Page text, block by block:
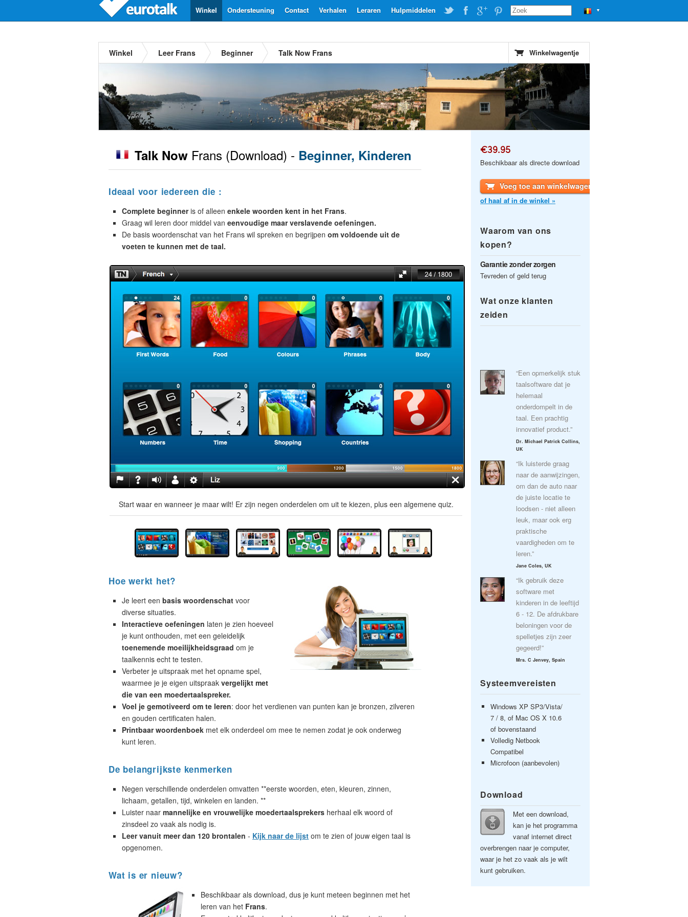
▼
Hulpmiddelen
Leraren
Verhalen
Contact
Ondersteuning
Winkel
Winkel Leer Frans Beginner Talk Now Frans Winkelwagentje
Talk Now Frans (Download) - Beginner, Kinderen
Ideaal voor iedereen die :
Complete beginneris of alleen enkele woorden kent in het Frans.
Graag wil leren door middel van eenvoudige maar verslavende oefeningen.
De basis woordenschat van het Frans wil spreken en begrijpen om voldoende uit de
voeten te kunnen met de taal.
Start waar en wanneer je maar wilt! Er zijn negen onderdelen om uit te kiezen, plus een algemene quiz.
Hoe werkt het?
Je leert een basis woordenschat voor
diverse situaties.
Interactieve oefeningen laten je zien hoeveel
je kunt onthouden, met een geleidelijk
toenemende moeilijkheidsgraad om je
taalkennis echt te testen.
Verbeter je uitspraak met het opname spel,
waarmee je je eigen uitspraak vergelijkt met
die van een moedertaalspreker.
Voel je gemotiveerd om te leren: door het verdienen van punten kan je bronzen, zilveren
en gouden certificaten halen.
Printbaar woordenboek met elk onderdeel om mee te nemen zodat je ook onderweg
kunt leren.
De belangrijkste kenmerken
Negen verschillende onderdelen omvatten **eerste woorden, eten, kleuren, zinnen,
lichaam, getallen, tijd, winkelen en landen. **
Luister naar mannelijke en vrouwelijke moedertaalsprekers herhaal elk woord of
zinsdeel zo vaak als nodig is.
Leer vanuit meer dan 120 brontalen - Kijk naar de lijst om te zien of jouw eigen taal is
opgenomen.
Wat is er nieuw?
Beschikbaar als download, dus je kunt meteen beginnen met het
leren van het Frans.
€39.95
Beschikbaar als directe download
Voeg toe aan winkelwagen
of haal af in de winkel »
Waarom van ons
kopen?
Garantie zonder zorgen
Tevreden of geld terug
Wat onze klanten
zeiden
“Een opmerkelijk stuk
taalsoftware dat je
helemaal
onderdompelt in de
taal. Een prachtig
innovatief product.”
Dr. Michael Patrick Collins,
UK
“Ik luisterde graag
naar de aanwijzingen,
om dan de auto naar
de juiste locatie te
loodsen - niet alleen
leuk, maar ook erg
praktische
vaardigheden om te
leren.”
Jane Coles, UK
“Ik gebruik deze
software met
kinderen in de leeftijd
6 - 12. De afdrukbare
beloningen voor de
spelletjes zijn zeer
gegeerd!”
Mrs. C Jenvey, Spain
Systeemvereisten
Windows XP SP3/Vista/
7 / 8, of Mac OS X 10.6
of bovenstaand
Volledig Netbook
Compatibel
Microfoon (aanbevolen)
Download
Met een download,
kan je het programma
vanaf internet direct
overbrengen naar je computer,
waar je het zo vaak als je wilt
kunt gebruiken.